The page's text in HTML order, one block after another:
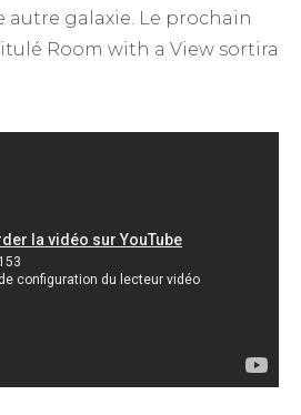
autre galaxie. Le prochain
Room with a View sortira